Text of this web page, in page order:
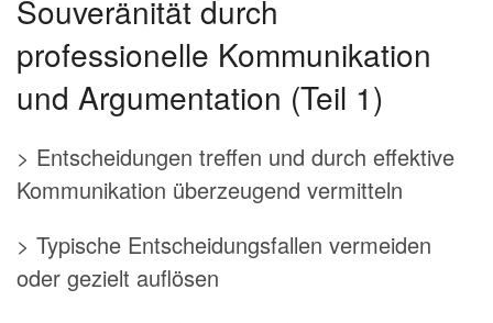
Souveränität durch
professionelle Kommunikation
und Argumentation (Teil 1)
> Entscheidungen treffen und durch effektive
Kommunikation überzeugend vermitteln
> Typische Entscheidungsfallen vermeiden
oder gezielt auflösen